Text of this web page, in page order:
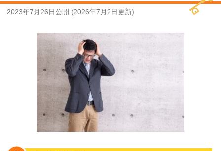
2023年7月26日公開 (2026年7月2日更新)